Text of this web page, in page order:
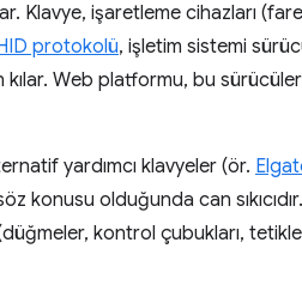
Klavye, işaretleme cihazları
protokolü, işletim sistemi
Web platformu, bu
yardımcı klavyeler (ör.
konusu olduğunda can
kontrol çubukları,